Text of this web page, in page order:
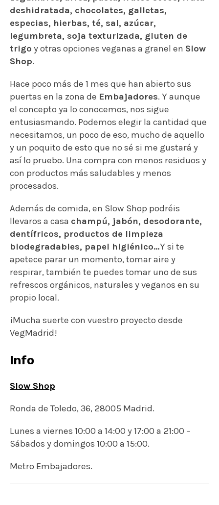
deshidratada, chocolates, galletas,
especias, hierbas, té, sal, azúcar,
legumbreta, soja texturizada, gluten de
trigo y otras opciones veganas a granel en Slow
Shop.
Hace poco más de 1 mes que han abierto sus
puertas en la zona de Embajadores. Y aunque
el concepto ya lo conocemos, nos sigue
entusiasmando. Podemos elegir la cantidad que
necesitamos, un poco de eso, mucho de aquello
y un poquito de esto que no sé si me gustará y
así lo pruebo. Una compra con menos residuos y
con productos más saludables y menos
procesados.
Además de comida, en Slow Shop podréis
llevaros a casa champú, jabón, desodorante,
dentífricos, productos de limpieza
biodegradables, papel higiénico…Y si te
apetece parar un momento, tomar aire y
respirar, también te puedes tomar uno de sus
refrescos orgánicos, naturales y veganos en su
propio local.
¡Mucha suerte con vuestro proyecto desde
VegMadrid!
Info
Slow Shop
Ronda de Toledo, 36, 28005 Madrid.
Lunes a viernes 10:00 a 14:00 y 17:00 a 21:00 –
Sábados y domingos 10:00 a 15:00.
Metro Embajadores.